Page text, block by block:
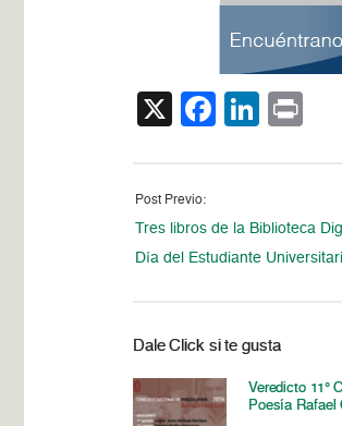
X
Post Previo:
Tres libros de la Biblioteca
Día del Estudiante
Dale Click si te gusta
Veredicto 11°
Poesía Rafael